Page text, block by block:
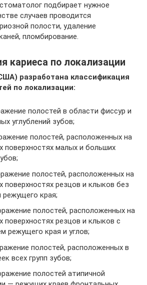
подбирает нужное
случаев проводится
полости, удаление
пломбирование.
кариеса по локализации
разработана классификация
по локализации:
полостей в области фиссур и
углублений зубов;
полостей, расположенных на
поверхностях малых и больших
полостей, расположенных на
поверхностях резцов и клыков без
режущего края;
полостей, расположенных на
поверхностях резцов и клыков с
режущего края и углов;
полостей, расположенных в
всех групп зубов;
полостей атипичной